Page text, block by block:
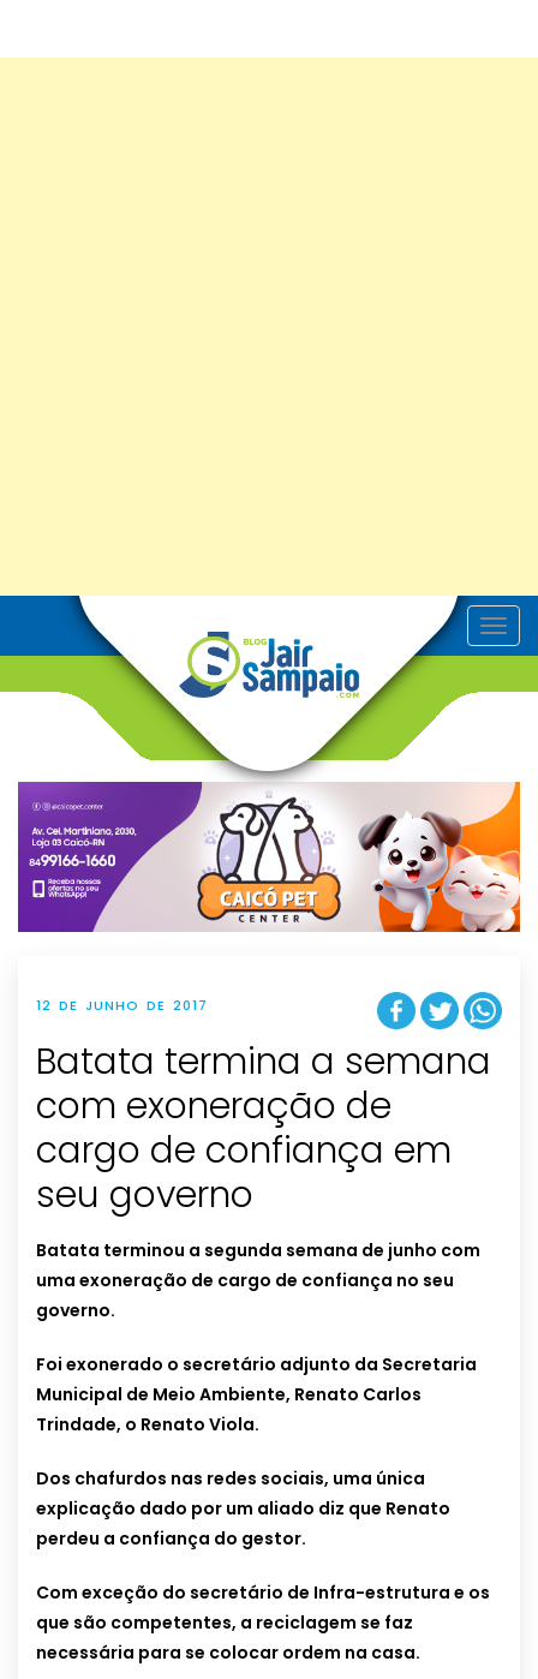
T
o
v
g
t
i
o
n
12 DE JUNHO DE 2017
Batata termina a semana
com exoneração de
cargo de confiança em
seu governo
Batata terminou a segunda semana de junho com
uma exoneração de cargo de confiança no seu
governo.
Foi exonerado o secretário adjunto da Secretaria
Municipal de Meio Ambiente, Renato Carlos
Trindade, o Renato Viola.
Dos chafurdos nas redes sociais, uma única
explicação dado por um aliado diz que Renato
perdeu a confiança do gestor.
Com exceção do secretário de Infra-estrutura e os
que são competentes, a reciclagem se faz
necessária para se colocar ordem na casa.